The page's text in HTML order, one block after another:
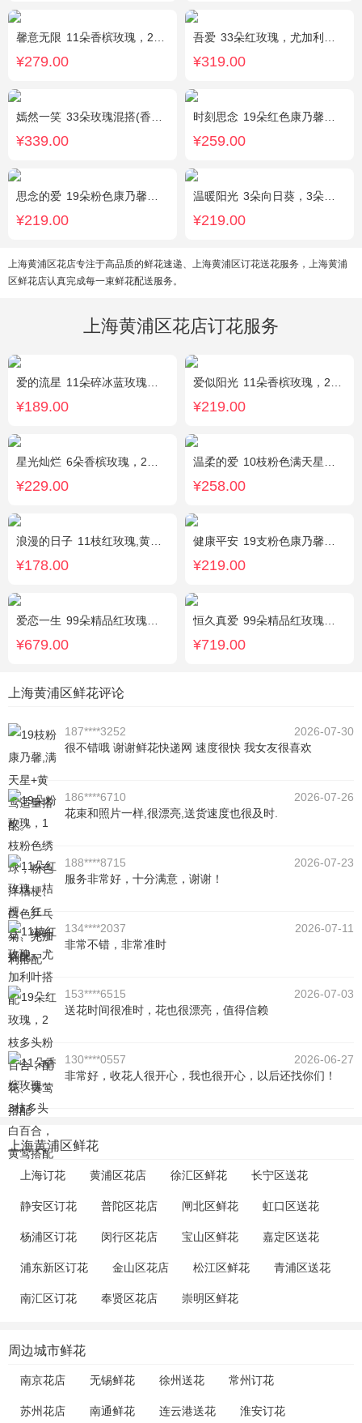
馨意无限 11朵香槟玫瑰，2枝多头白色百合，白色洋桔梗、绿叶
¥279.00
吾爱 33朵红玫瑰，尤加利绿叶搭配
¥319.00
嫣然一笑 33朵玫瑰混搭(香槟玫瑰+红玫瑰)，桔梗、配花、绿叶
¥339.00
时刻思念 19朵红色康乃馨，2朵多头粉百合，满天星、绿叶搭配
¥259.00
思念的爱 19朵粉色康乃馨，尤加利搭配
¥219.00
温暖阳光 3朵向日葵，3朵香槟玫瑰，1枝多头白百合，配花、配草搭配
¥219.00
上海黄浦区花店专注于高品质的鲜花速递、上海黄浦区订花送花服务，上海黄浦
区鲜花店认真完成每一束鲜花配送服务。
上海黄浦区花店订花服务
爱的流星 11朵碎冰蓝玫瑰，尤加利绿叶搭配
¥189.00
爱似阳光 11朵香槟玫瑰，2朵向日葵，桔梗、配花、绿叶搭配
¥219.00
星光灿烂 6朵香槟玫瑰，2朵向日葵，1个蓝色绣球，桔梗、小花、绿叶搭配
¥229.00
温柔的爱 10枝粉色满天星，1条灯带
¥258.00
浪漫的日子 11枝红玫瑰,黄莺、满天星适量搭配。
¥178.00
健康平安 19支粉色康乃馨，1支香水百合，搭配适量石竹梅、黄莺。
¥219.00
爱恋一生 99朵精品红玫瑰，搭配适量相思梅。
¥679.00
恒久真爱 99朵精品红玫瑰，粉色相思梅丰满围边，搭配皇冠、黑色缎带装饰
¥719.00
上海黄浦区鲜花评论
187****3252
2026-07-30
很不错哦 谢谢鲜花快递网 速度很快 我女友很喜欢
186****6710
2026-07-26
花束和照片一样,很漂亮,送货速度也很及时.
188****8715
2026-07-23
服务非常好，十分满意，谢谢！
134****2037
2026-07-11
非常不错，非常准时
153****6515
2026-07-03
送花时间很准时，花也很漂亮，值得信赖
130****0557
2026-06-27
非常好，收花人很开心，我也很开心，以后还找你们！
上海黄浦区鲜花
上海订花 黄浦区花店 徐汇区鲜花 长宁区送花
静安区订花 普陀区花店 闸北区鲜花 虹口区送花
杨浦区订花 闵行区花店 宝山区鲜花 嘉定区送花
浦东新区订花 金山区花店 松江区鲜花 青浦区送花
南汇区订花 奉贤区花店 崇明区鲜花
周边城市鲜花
南京花店 无锡鲜花 徐州送花 常州订花
苏州花店 南通鲜花 连云港送花 淮安订花